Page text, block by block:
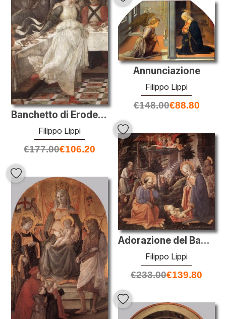
Banchetto di Erode: Danza di Salomè (particolare)
Filippo Lippi
€177.00€106.20
Annunciazione
Filippo Lippi
€148.00€88.80
Adorazione del Bambino con i Santi
Filippo Lippi
€233.00€139.80